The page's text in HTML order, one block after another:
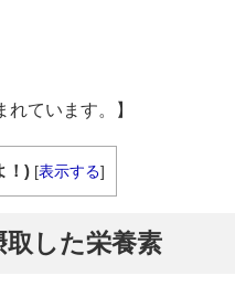
れています。】
！) [表示する]
した栄養素